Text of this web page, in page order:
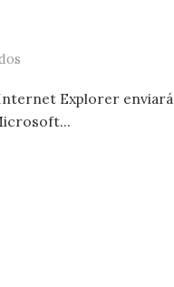
Explorer enviará